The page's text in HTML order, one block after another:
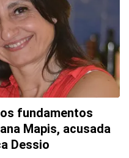
fundamentos
Mapis, acusada
Dessio